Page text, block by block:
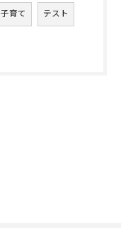
子育て テスト